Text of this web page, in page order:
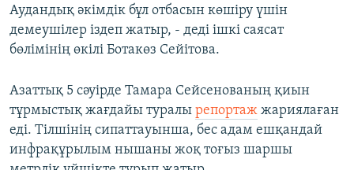
Аудандық әкімдік бұл отбасын көшіру үшін
демеушілер іздеп жатыр, - деді ішкі саясат
бөлімінің өкілі Ботакөз Сейітова.
Азаттық 5 сәуірде Тамара Сейсенованың қиын
тұрмыстық жағдайы туралы репортаж жариялаған
еді. Тілшінің сипаттауынша, бес адам ешқандай
инфрақұрылым нышаны жоқ тоғыз шаршы